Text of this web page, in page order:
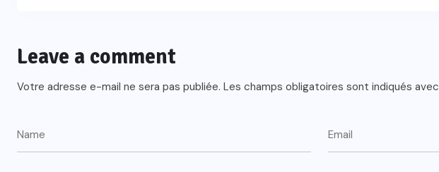
Leave a comment
Votre adresse e-mail ne sera pas publiée. Les champs obligatoires sont indiqués avec